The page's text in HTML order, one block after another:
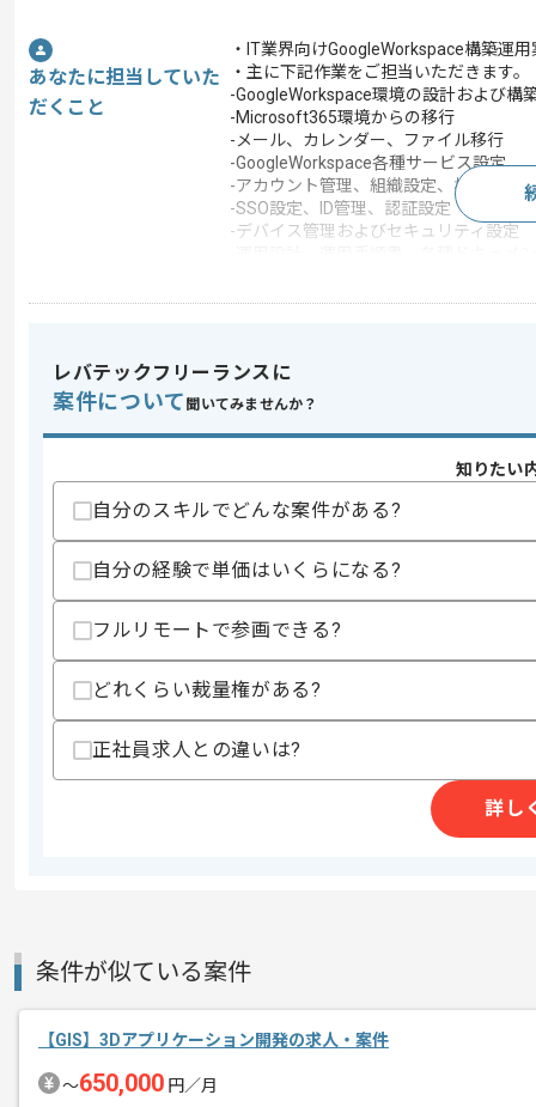
あなたに担当していた
だくこと
・IT業界向けGoogleWorkspace構築運
・主に下記作業をご担当いただきます。
-GoogleWorkspace環境の設計および構
-Microsoft365環境からの移行
-メール、カレンダー、ファイル移行
-GoogleWorkspace各種サービス設定
-アカウント管理、組織設定、権限設計
-SSO設定、ID管理、認証設定
-デバイス管理およびセキュリティ設定
-情報システム部門および関係部署との
20代活躍中 , 30代活
スキル
・メールとカレンダー及びファイル移行
・各種設定変更と障害対応及び運用改善
・IntuneやEntraID及びOkta等に関する
・GoogleWorkspace環境における運用
・SharePointやOneDrive等からのデー
・スクリプト作成や自動化対応経験
商談回数
2回
レバテックフリーランスに
案件について 聞いてみませんか？
知りたい
自分のスキルでどんな案件がある?
自分の経験で単価はいくらになる?
フルリモートで参画できる?
どれくらい裁量権がある?
正社員求人との違いは?
詳し
条件が似ている案件
【GIS】3Dアプリケーション開発の求人・案件
〜650,000 円／月